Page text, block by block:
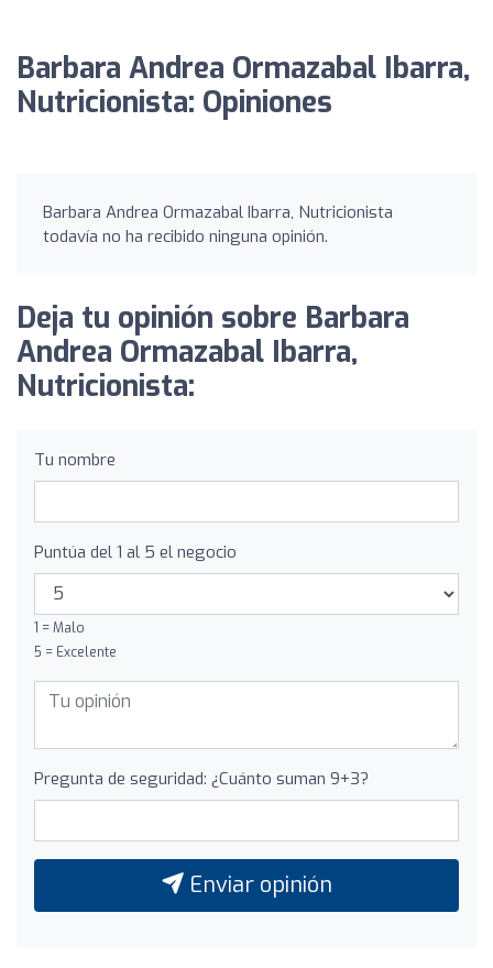
Barbara Andrea Ormazabal Ibarra,
Nutricionista: Opiniones
Barbara Andrea Ormazabal Ibarra, Nutricionista
todavía no ha recibido ninguna opinión.
Deja tu opinión sobre Barbara
Andrea Ormazabal Ibarra,
Nutricionista:
Tu nombre
Puntúa del 1 al 5 el negocio
1 = Malo
5 = Excelente
Pregunta de seguridad: ¿Cuánto suman 9+3?
Enviar opinión